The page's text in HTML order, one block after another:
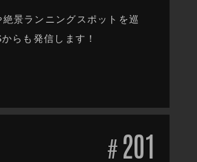
景ランニングスポットを巡
らも発信します！
# 201